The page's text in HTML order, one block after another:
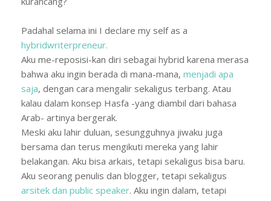
Padahal selama ini I declare my self as a
hybridwriterpreneur.
Aku me-reposisi-kan diri sebagai hybrid karena merasa
bahwa aku ingin berada di mana-mana, menjadi apa
saja, dengan cara mengalir sekaligus terbang. Atau
kalau dalam konsep Hasfa -yang diambil dari bahasa
Arab- artinya bergerak.
Meski aku lahir duluan, sesungguhnya jiwaku juga
bersama dan terus mengikuti mereka yang lahir
belakangan. Aku bisa arkais, tetapi sekaligus bisa baru.
Aku seorang penulis dan blogger, tetapi sekaligus
arsitek dan public speaker. Aku ingin dalam, tetapi